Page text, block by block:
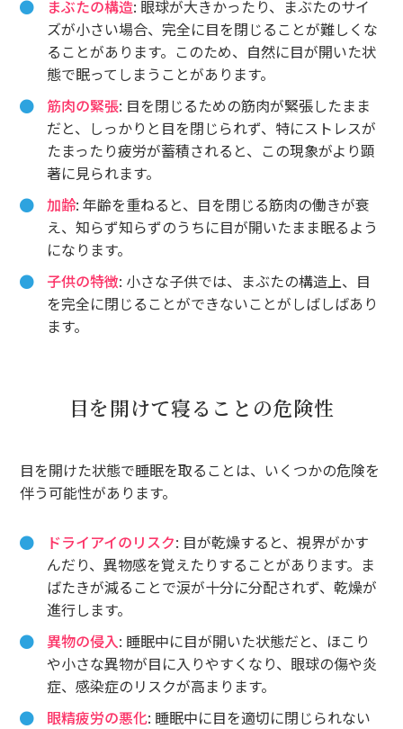
まぶたの構造: 眼球が大きかったり、まぶたのサイ
ズが小さい場合、完全に目を閉じることが難しくな
ることがあります。このため、自然に目が開いた状
態で眠ってしまうことがあります。
筋肉の緊張: 目を閉じるための筋肉が緊張したまま
だと、しっかりと目を閉じられず、特にストレスが
たまったり疲労が蓄積されると、この現象がより顕
著に見られます。
加齢: 年齢を重ねると、目を閉じる筋肉の働きが衰
え、知らず知らずのうちに目が開いたまま眠るよう
になります。
子供の特徴: 小さな子供では、まぶたの構造上、目
を完全に閉じることができないことがしばしばあり
ます。
目を開けて寝ることの危険性
目を開けた状態で睡眠を取ることは、いくつかの危険を
伴う可能性があります。
ドライアイのリスク: 目が乾燥すると、視界がかす
んだり、異物感を覚えたりすることがあります。ま
ばたきが減ることで涙が十分に分配されず、乾燥が
進行します。
異物の侵入: 睡眠中に目が開いた状態だと、ほこり
や小さな異物が目に入りやすくなり、眼球の傷や炎
症、感染症のリスクが高まります。
眼精疲労の悪化: 睡眠中に目を適切に閉じられない